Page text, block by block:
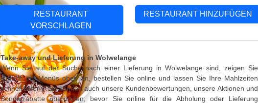
RESTAURANT
VORSCHLAGEN
RESTAURANT HINZUFÜGEN
Take-away und Lieferung in Wolwelange
Wenn Sie auf der Suche nach einer Lieferung in Wolwelange sind, zeigen Sie
einfach die Menüs oben an, bestellen Sie online und lassen Sie Ihre Mahlzeiten
schnell liefern. Sie können auch unsere Kundenbewertungen, unsere Aktionen und
Sonderrabatte überprüfen, bevor Sie online für die Abholung oder Lieferung